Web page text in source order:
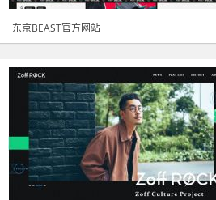
东京BEAST官方网站